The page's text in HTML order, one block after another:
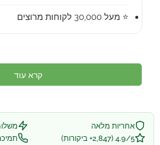
⭐ מעל 30,000 לקוחות מרוצים
קרא עוד
אחריות מלאה
משלוח
4.9/5 (2,847+ ביקורות)
תמיכה